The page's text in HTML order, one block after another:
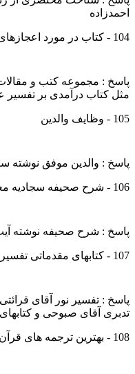
احمدزاده
104 - کتاب در مورد اعجازهای علمی قرآن
پاسخ : مجموعه کتب و
مثل کتاب درآمدی بر تفسیر
105 - وظایف والدین
پاسخ : والدین موفق نوشته
106 - شرح صحیفه سجادیه معرفی کنید
پاسخ : شرح صحیفه نوشته
107 - کتابهای مقدماتی تفسیر قرآن
پاسخ : تفسیر نور آقای
تدبری آقای صبوحی و
108 - بهترین ترجمه های قرآن